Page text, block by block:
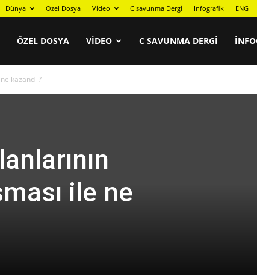
Dünya Özel Dosya Video C savunma Dergi İnfografik ENG
ÖZEL DOSYA VIDEO C SAVUNMA DERGI
kazandı ?
ile ne